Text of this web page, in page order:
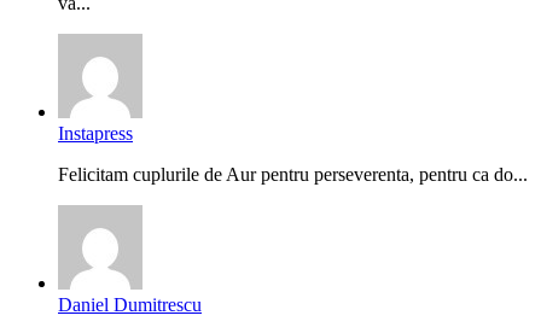
Instapress
Felicitam cuplurile de Aur pentru perseverenta, pentru ca do...
Daniel Dumitrescu